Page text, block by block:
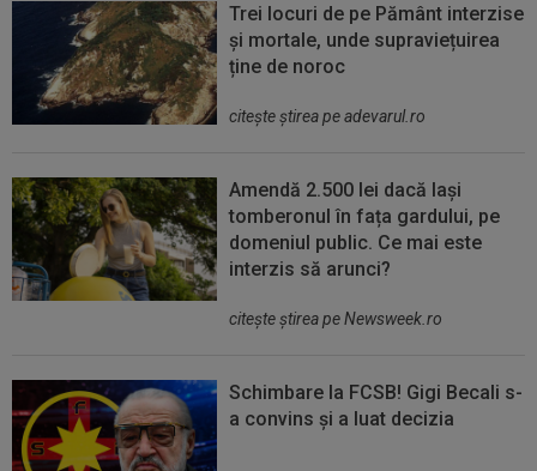
Trei locuri de pe Pământ interzise
și mortale, unde supraviețuirea
ține de noroc
citeşte ştirea pe adevarul.ro
Amendă 2.500 lei dacă lași
tomberonul în fața gardului, pe
domeniul public. Ce mai este
interzis să arunci?
citeşte ştirea pe Newsweek.ro
Schimbare la FCSB! Gigi Becali s-
a convins și a luat decizia